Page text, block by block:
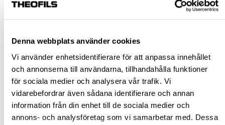
Denna webbplats använder cookies
Vi använder enhetsidentifierare för att anpassa innehållet
och annonserna till användarna, tillhandahålla funktioner
för sociala medier och analysera vår trafik. Vi
vidarebefordrar även sådana identifierare och annan
information från din enhet till de sociala medier och
annons- och analysföretag som vi samarbetar med. Dessa
st
VÄLJ VARIANT
Snabba leveranser
Hämta i butik